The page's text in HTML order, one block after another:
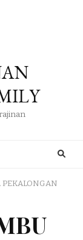
PEKALONGAN